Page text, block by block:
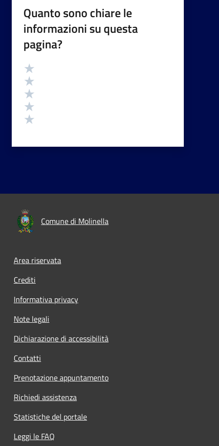
Quanto sono chiare le
informazioni su questa
pagina?
Valutazione
Comune di Molinella
Area riservata
Crediti
Informativa privacy
Note legali
Dichiarazione di accessibilità
Contatti
Prenotazione appuntamento
Richiedi assistenza
Statistiche del portale
Leggi le FAQ